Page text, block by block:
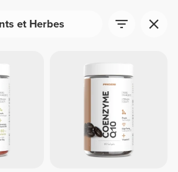
et Herbes